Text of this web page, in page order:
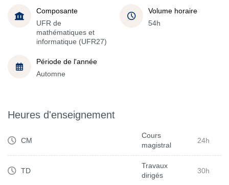
Composante
UFR de
mathématiques et
informatique (UFR27)
Volume horaire
54h
Période de l'année
Automne
Heures d'enseignement
CM
Cours
magistral
24h
TD
Travaux
dirigés
30h